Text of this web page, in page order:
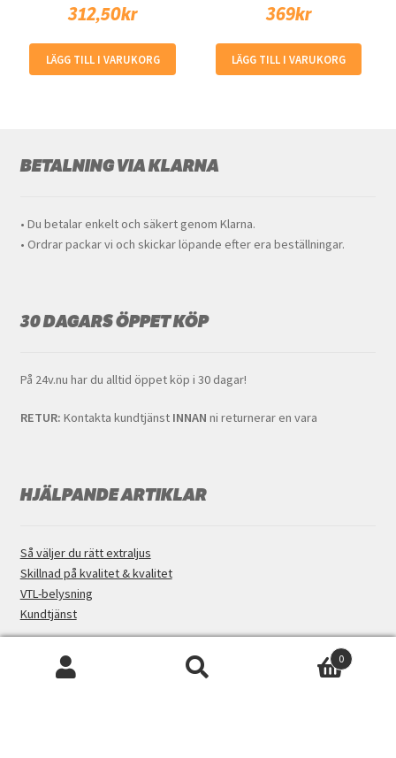
312,50kr
LÄGG TILL I VARUKORG
369kr
LÄGG TILL I VARUKORG
BETALNING VIA KLARNA
• Du betalar enkelt och säkert genom Klarna.
• Ordrar packar vi och skickar löpande efter era beställningar.
30 DAGARS ÖPPET KÖP
På 24v.nu har du alltid öppet köp i 30 dagar!
RETUR: Kontakta kundtjänst INNAN ni returnerar en vara
HJÄLPANDE ARTIKLAR
Så väljer du rätt extraljus
Skillnad på kvalitet & kvalitet
VTL-belysning
Kundtjänst
0